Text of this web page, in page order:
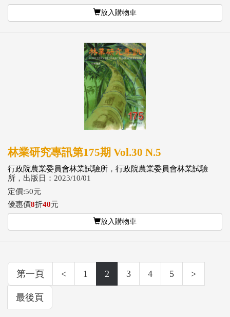
放入購物車
林業研究專訊第175期 Vol.30 N.5
行政院農業委員會林業試驗所 ， 行政院農業委員會林業試驗
所 ，出版日：2023/10/01
定價:50元
優惠價8折40元
放入購物車
第一頁 < 1 2 3 4 5 >
最後頁